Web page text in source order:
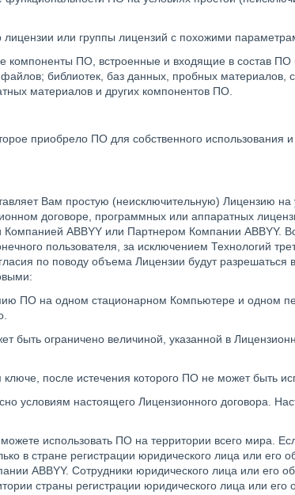
или группы лицензий с похожими
ПО, встроенные и входящие в состав ПО
библиотек, баз данных, пробных материалов,
материалов и других компонентов ПО.
приобрело ПО для собственного использования
Вам простую (неисключительную) Лицензию на
договоре, программных или аппаратных
ABBYY или Партнером Компании ABBYY.
пользователя, за исключением Технологий
по поводу объема Лицензии будут разрешаться
ПО на одном стационарном Компьютере и одном
ограничено величиной, указанной в
после истечения которого ПО не может быть
условиям настоящего Лицензионного договора.
использовать ПО на территории всего мира.
в стране регистрации юридического лица или его
ABBYY. Сотрудники юридического лица или его
страны регистрации юридического лица или его